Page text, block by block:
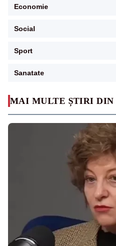
MAI MULTE ȘTIRI DIN
Economie
Social
Sport
Sanatate